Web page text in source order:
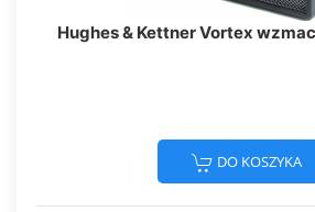
Hughes & Kettner Vortex
DO KOSZYKA